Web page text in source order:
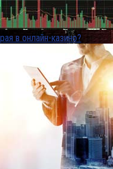
в онлайн-казино?